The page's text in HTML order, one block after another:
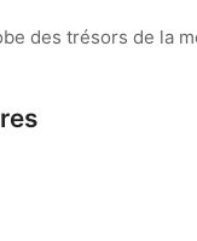
des trésors de la